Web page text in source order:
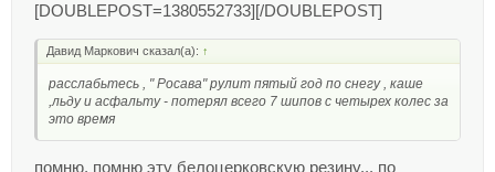
[DOUBLEPOST=1380552733][/DOUBLEPOST]
Давид Маркович сказал(а): ↑
расслабьтесь , " Росава" рулит пятый год по снегу , каше
,льду и асфальту - потерял всего 7 шипов с четырех колес за
это время
помню, помню эту белоцерковскую резину... по